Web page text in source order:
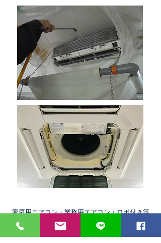
家庭用エアコン・業務用エアコン・​ロボ付き等
の清掃も承ります。